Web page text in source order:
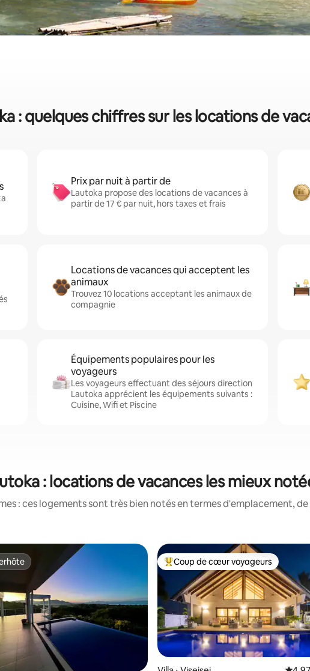
: quelques chiffres sur les locations de
Prix par nuit à partir de
Lautoka propose des locations de vacances à
partir de 17 € par nuit, hors taxes et frais
Locations de vacances qui acceptent les
animaux
Trouvez 10 locations acceptant les animaux de
compagnie
Équipements populaires pour les
voyageurs
Les voyageurs effectuant des séjours direction
Lautoka apprécient les équipements suivants :
Cuisine, Wifi et Piscine
: locations de vacances les mieux
: ces logements sont très bien notés en termes d'emplacement,
Coups de cœur voyageurs les plus
Coup de cœur voyageurs